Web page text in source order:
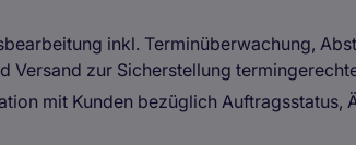
inkl. Terminüberwachung,
Versand zur Sicherstellung
mit Kunden bezüglich Auftragsstatus,